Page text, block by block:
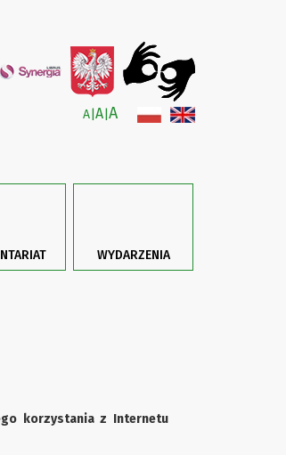
A A A
WYDARZENIA
korzystania z Internetu